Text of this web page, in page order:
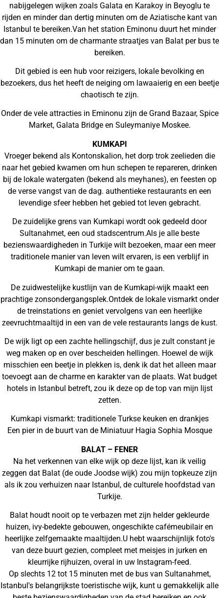
nabijgelegen wijken zoals Galata en Karakoy in Beyoglu te
rijden en minder dan dertig minuten om de Aziatische kant van
Istanbul te bereiken.Van het station Eminonu duurt het minder
dan 15 minuten om de charmante straatjes van Balat per bus te
bereiken.
Dit gebied is een hub voor reizigers, lokale bevolking en
bezoekers, dus het heeft de neiging om lawaaierig en een beetje
chaotisch te zijn.
Onder de vele attracties in Eminonu zijn de Grand Bazaar, Spice
Market, Galata Bridge en Suleymaniye Moskee.
KUMKAPI
Vroeger bekend als Kontonskalion, het dorp trok zeelieden die
naar het gebied kwamen om hun schepen te repareren, drinken
bij de lokale watergaten (bekend als meyhanes), en feesten op
de verse vangst van de dag. authentieke restaurants en een
levendige sfeer hebben het gebied tot leven gebracht.
De zuidelijke grens van Kumkapi wordt ook gedeeld door
Sultanahmet, een oud stadscentrum.Als je alle beste
bezienswaardigheden in Turkije wilt bezoeken, maar een meer
traditionele manier van leven wilt ervaren, is een verblijf in
Kumkapi de manier om te gaan.
De zuidwestelijke kustlijn van de Kumkapi-wijk maakt een
prachtige zonsondergangsplek.Ontdek de lokale vismarkt onder
de treinstations en geniet vervolgens van een heerlijke
zeevruchtmaaltijd in een van de vele restaurants langs de kust.
De wijk ligt op een zachte hellingschijf, dus je zult constant je
weg maken op en over bescheiden hellingen. Hoewel de wijk
misschien een beetje in plekken is, denk ik dat het alleen maar
toevoegt aan de charme en karakter van de plaats. Wat budget
hotels in Istanbul betreft, zou ik deze op de top van mijn lijst
zetten.
Kumkapi vismarkt: traditionele Turkse keuken en drankjes
Een pier in de buurt van de Miniatuur Hagia Sophia Mosque
BALAT – FENER
Na het verkennen van elke wijk op deze lijst, kan ik veilig
zeggen dat Balat (de oude Joodse wijk) zou mijn topkeuze zijn
als ik zou verhuizen naar Istanbul, de culturele hoofdstad van
Turkije.
Balat houdt nooit op te verbazen met zijn helder gekleurde
huizen, ivy-bedekte gebouwen, ongeschikte cafémeubilair en
heerlijke zelfgemaakte maaltijden.U hebt waarschijnlijk foto's
van deze buurt gezien, compleet met meisjes in jurken en
kleurrijke rijhuizen, overal in uw Instagram-feed.
Op slechts 12 tot 15 minuten met de bus van Sultanahmet,
Istanbul's belangrijkste toeristische wijk, kunt u gemakkelijk alle